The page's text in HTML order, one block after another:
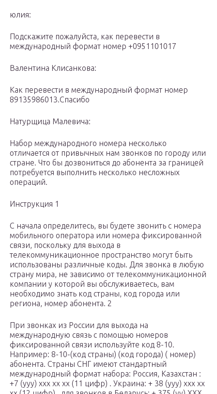
юлия:
Подскажите пожалуйста, как перевести в
международный формат номер +0951101017
Валентина Клисанкова:
Как перевести в международный формат номер
89135986013.Спасибо
Натурщица Малевича:
Набор международного номера несколько
отличается от привычных нам звонков по городу или
стране. Что бы дозвониться до абонента за границей
потребуется выполнить несколько несложных
операций.
Инструкция 1
С начала определитесь, вы будете звонить с номера
мобильного оператора или номера фиксированной
связи, поскольку для выхода в
телекоммуникационное пространство могут быть
использованы различные коды. Для звонка в любую
страну мира, не зависимо от телекоммуникационной
компании у которой вы обслуживаетесь, вам
необходимо знать код страны, код города или
региона, номер абонента. 2
При звонках из России для выхода на
международную связь с помощью номеров
фиксированной связи используйте код 8-10.
Например: 8-10-(код страны) (код города) ( номер)
абонента. Страны СНГ имеют стандартный
международный формат набора: Россия, Казахстан :
+7 (yyy) xxx xx xx (11 цифр) . Украина: + 38 (yyy) xxx xx